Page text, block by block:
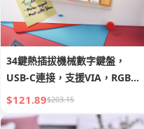
34鍵熱插拔機械數字鍵盤，
USB-C連接，支援VIA，RGB背
光，適用於編輯、數據輸入和遊
$121.89$203.15